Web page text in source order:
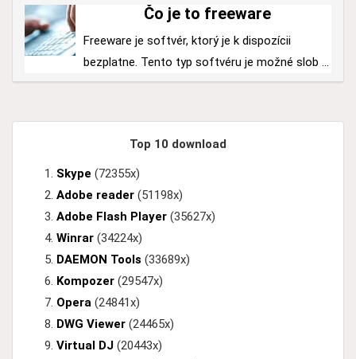
Čo je to freeware
Freeware je softvér, ktorý je k dispozícii
bezplatne. Tento typ softvéru je možné slob ...
Top 10 download
Skype (72355x)
Adobe reader (51198x)
Adobe Flash Player (35627x)
Winrar (34224x)
DAEMON Tools (33689x)
Kompozer (29547x)
Opera (24841x)
DWG Viewer (24465x)
Virtual DJ (20443x)